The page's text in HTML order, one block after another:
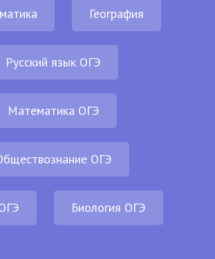
География
Русский язык ОГЭ
Математика ОГЭ
ОГЭ
Биология ОГЭ